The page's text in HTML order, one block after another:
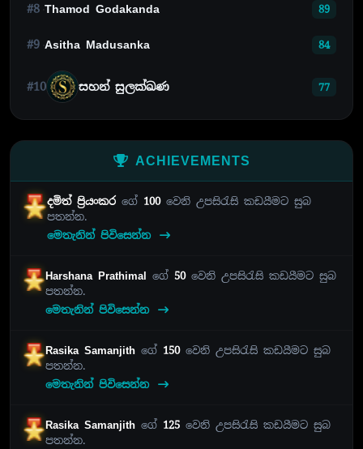
#8 Thamod Godakanda 89
#9 Asitha Madusanka 84
#10 සහන් සුලක්ඛණ 77
ACHIEVEMENTS
දමිත් ප්‍රියංකරගේ 100වෙනි උපසිරැසි කඩයීමට සුබ
පතන්න.
මෙතැනින් පිවිසෙන්න
Harshana Prathimal ගේ 50වෙනි උපසිරැසි කඩයීමට සුබ
පතන්න.
මෙතැනින් පිවිසෙන්න
Rasika Samanjithගේ 150වෙනි උපසිරැසි කඩයීමට සුබ
පතන්න.
මෙතැනින් පිවිසෙන්න
Rasika Samanjithගේ 125 වෙනි උපසිරැසි කඩයීමට සුබ
පතන්න.